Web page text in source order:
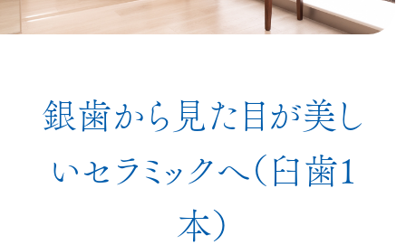
銀歯から見た目が美し
いセラミックへ（臼歯1
本）